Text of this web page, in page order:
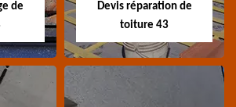
de
Devis réparation de
toiture 43